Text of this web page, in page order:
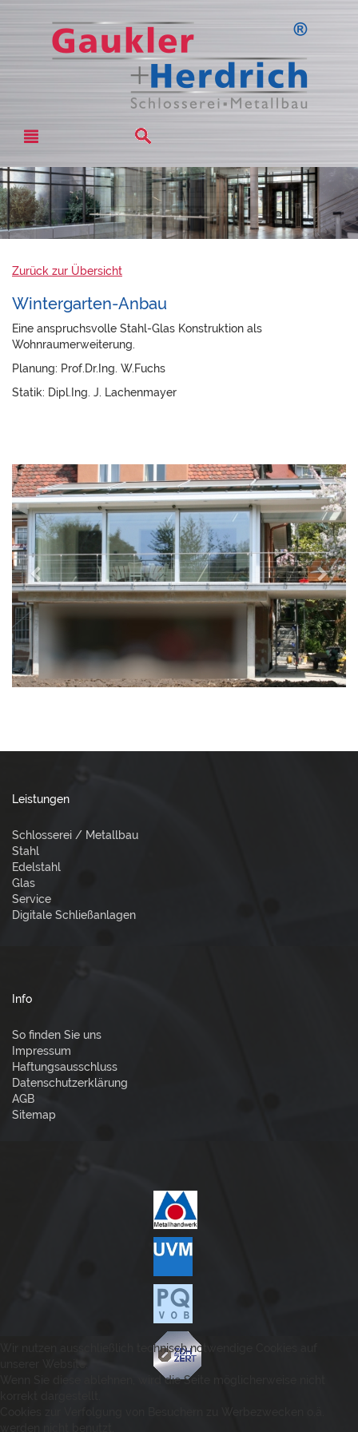
Zurück zur Übersicht
Wintergarten-Anbau
Eine anspruchsvolle Stahl-Glas Konstruktion als
Wohnraumerweiterung.
Planung: Prof.Dr.Ing. W.Fuchs
Statik: Dipl.Ing. J. Lachenmayer
Leistungen
Schlosserei / Metallbau
Stahl
Edelstahl
Glas
Service
Digitale Schließanlagen
Info
So finden Sie uns
Impressum
Haftungsausschluss
Datenschutzerklärung
AGB
Sitemap
Wir nutzen ausschließlich technisch notwendige Cookies auf
Wenn Sie diese ablehnen, wird die Seite möglicherweise nicht